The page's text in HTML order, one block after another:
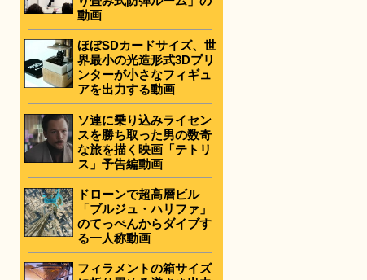
動画
ほぼSDカードサイズ、世
界最小の光造形式3Dプリ
ンターが小さなフィギュ
アを出力する動画
ソ連に乗り込みライセン
スを勝ち取った男の数奇
な旅を描く映画「テトリ
ス」予告編動画
ドローンで超高層ビル
「ブルジュ・ハリファ」
のてっぺんからダイブす
る一人称動画
フィラメントの箱サイズ